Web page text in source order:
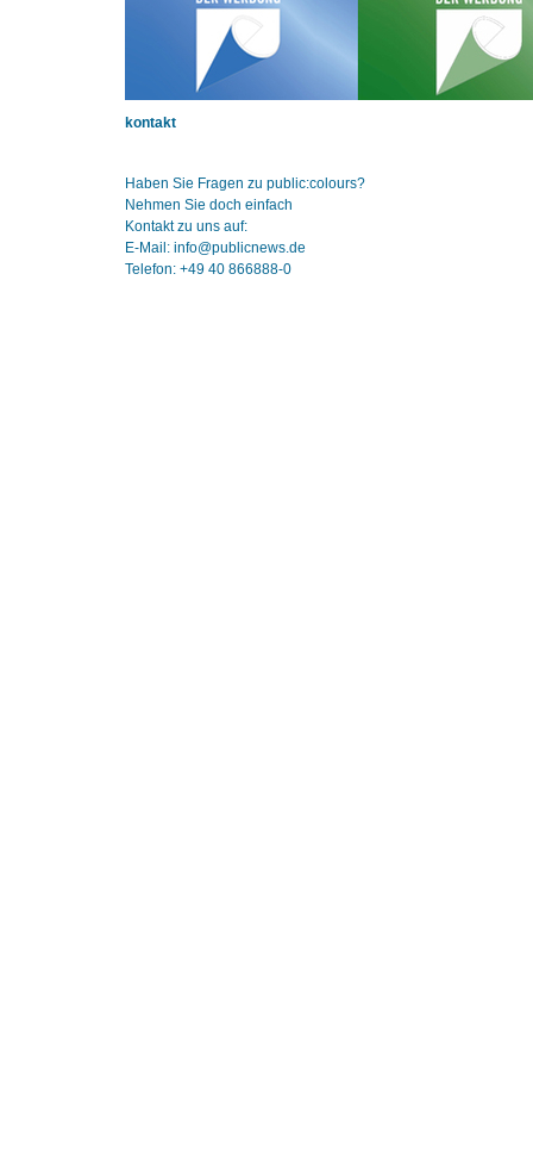
kontakt
Haben Sie Fragen zu public:colours?
Nehmen Sie doch einfach
Kontakt zu uns auf:
E-Mail: info@publicnews.de
Telefon: +49 40 866888-0